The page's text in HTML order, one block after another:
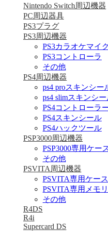
Nintendo Switch周辺機器
PC周辺器具
PS3プラグ
PS3周辺機器
PS3カラオケマイク
PS3コントローラ
その他
PS4周辺機器
ps4 proスキンシー
ps4 slimスキンシ
PS4コントローラ
PS4スキンシール
PS4ハックツール
PSP3000周辺機器
PSP3000専用ケー
その他
PSVITA周辺機器
PSVITA専用ケース
PSVITA専用メモ
その他
R4DS
R4i
Supercard DS